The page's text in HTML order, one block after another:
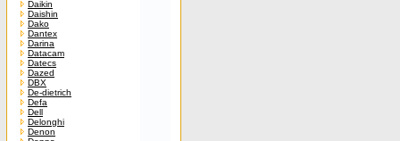
Daikin
Daishin
Dako
Dantex
Darina
Datacam
Datecs
Dazed
DBX
De-dietrich
Defa
Dell
Delonghi
Denon